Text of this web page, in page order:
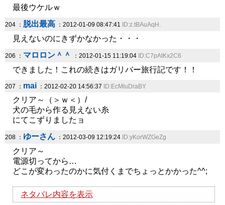
最後ウケルｗ
204 ： 脱出最高 ：2012-01-09 08:47:41 ID:z.tBAuAqH.
見えないのにきずかなかった・・・
206 ： マロロン＾＾ ：2012-01-15 11:19:04 ID:C7pAtKx2C6
できました！これの続きはガリバー旅行記です！！
207 ： mai ：2012-02-20 14:56:37 ID:EcMluDraBY
クリア～（＞ｗ＜）/
犬の毛から作る見えない糸
にてこずりましたョ
208 ： ゆーさん ：2012-03-09 12:19:24 ID:yKorWZGeZg
クリア～
電源切ってから…
どこが変わったのかに気付くまでちょっとかかった^^;
ネタバレ内容を表示